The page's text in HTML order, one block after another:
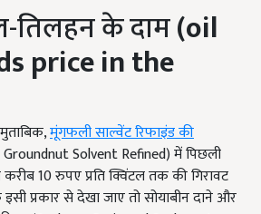
तिलहन के दाम(oil
price in the
मूंगफली साल्वेंट रिफाइंड की
Solvent Refined) में पिछली
10 रुपए प्रति क्विंटल तक की गिरावट
प्रकार से देखा जाए तो सोयाबीन दाने और